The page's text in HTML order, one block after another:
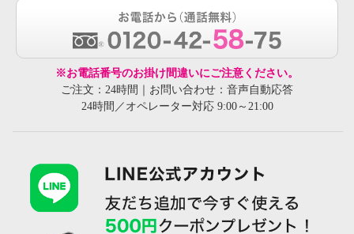
※お電話番号のお掛け間違いにご注意ください。
ご注文：24時間｜お問い合わせ：音声自動応答
24時間／オペレーター対応 9:00～21:00